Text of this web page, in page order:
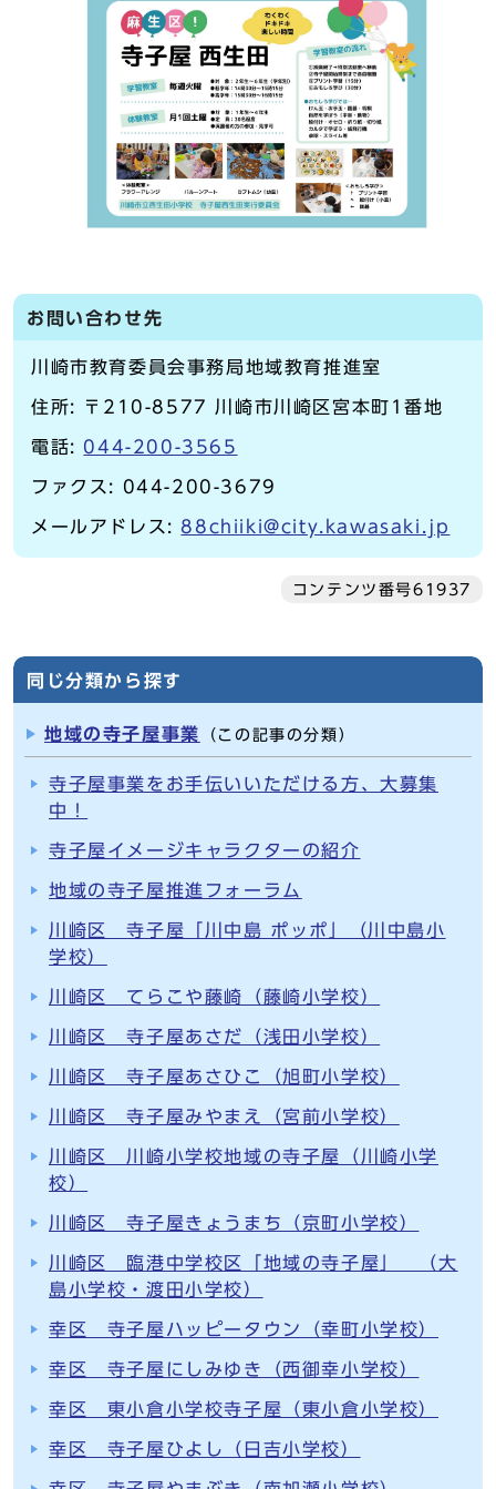
お問い合わせ先
川崎市教育委員会事務局地域教育推進室
住所: 〒210-8577 川崎市川崎区宮本町1番地
電話: 044-200-3565
ファクス: 044-200-3679
メールアドレス:88chiiki@city.kawasaki.jp
コンテンツ番号61937
同じ分類から探す
地域の寺子屋事業 （この記事の分類）
寺子屋事業をお手伝いいただける方、大募集
中！
寺子屋イメージキャラクターの紹介
地域の寺子屋推進フォーラム
川崎区 寺子屋「川中島 ポッポ」（川中島小
学校）
川崎区 てらこや藤崎（藤崎小学校）
川崎区 寺子屋あさだ（浅田小学校）
川崎区 寺子屋あさひこ（旭町小学校）
川崎区 寺子屋みやまえ（宮前小学校）
川崎区 川崎小学校地域の寺子屋（川崎小学
校）
川崎区 寺子屋きょうまち（京町小学校）
川崎区 臨港中学校区「地域の寺子屋」 （大
島小学校・渡田小学校）
幸区 寺子屋ハッピータウン（幸町小学校）
幸区 寺子屋にしみゆき（西御幸小学校）
幸区 東小倉小学校寺子屋（東小倉小学校）
幸区 寺子屋ひよし（日吉小学校）